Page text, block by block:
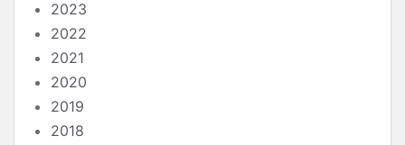
2023
2022
2021
2020
2019
2018